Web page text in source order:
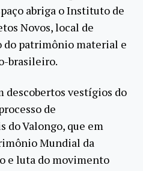
abriga o Instituto de
Novos, local de
do patrimônio material e
brasileiro.
descobertos vestígios do
de
do Valongo, que em
Mundial da
e luta do movimento